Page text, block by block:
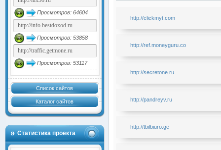
Просмотров: 64604
Просмотров: 53858
Просмотров: 53117
Список сайтов
Каталог сайтов
Статистика проекта
http://clickmyt.com
http://ref.moneyguru.co
http://secretone.ru
http://pandreyv.ru
http://tbilbiuro.ge